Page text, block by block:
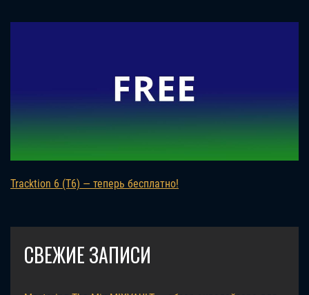
Tracktion 6 (T6) — теперь бесплатно!
СВЕЖИЕ ЗАПИСИ